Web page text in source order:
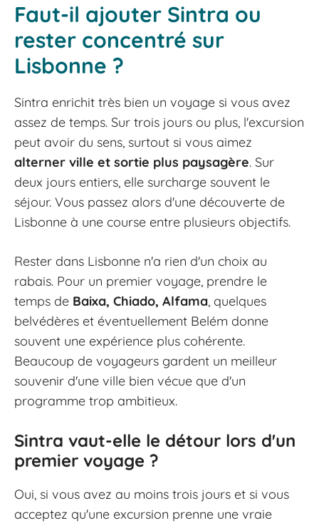
Faut-il ajouter Sintra ou
rester concentré sur
Lisbonne ?
Sintra enrichit très bien un voyage si vous avez
assez de temps. Sur trois jours ou plus, l'excursion
peut avoir du sens, surtout si vous aimez
alterner ville et sortie plus paysagère. Sur
deux jours entiers, elle surcharge souvent le
séjour. Vous passez alors d'une découverte de
Lisbonne à une course entre plusieurs objectifs.
Rester dans Lisbonne n'a rien d'un choix au
rabais. Pour un premier voyage, prendre le
temps de Baixa, Chiado, Alfama, quelques
belvédères et éventuellement Belém donne
souvent une expérience plus cohérente.
Beaucoup de voyageurs gardent un meilleur
souvenir d'une ville bien vécue que d'un
programme trop ambitieux.
Sintra vaut-elle le détour lors d'un
premier voyage ?
Oui, si vous avez au moins trois jours et si vous
acceptez qu'une excursion prenne une vraie